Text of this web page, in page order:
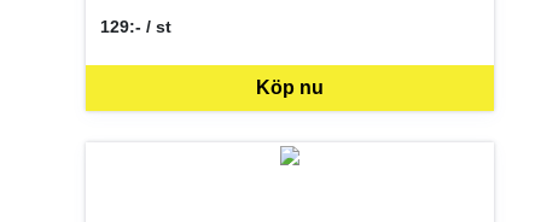
Köp nu
129:- / st
SEK per ST